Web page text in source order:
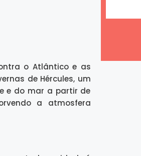
o Atlântico e as
de Hércules, um
e do mar a partir de
a atmosfera